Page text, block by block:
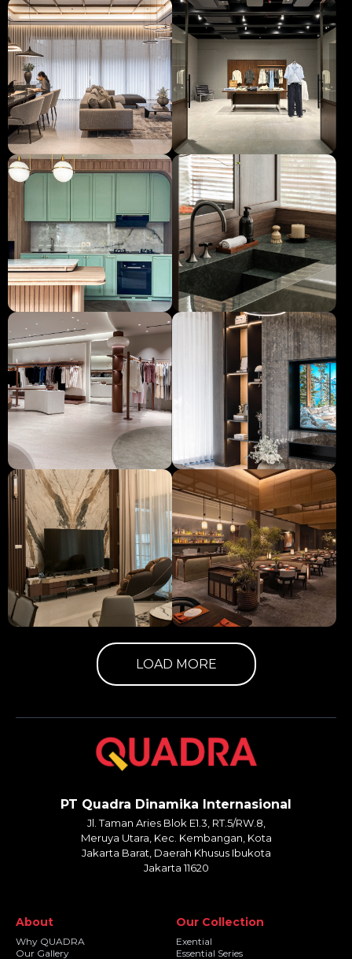
LOAD MORE
PT Quadra Dinamika Internasional
Jl. Taman Aries Blok E1.3, RT.5/RW.8,
Meruya Utara, Kec. Kembangan, Kota
Jakarta Barat, Daerah Khusus Ibukota
Jakarta 11620
About
Why QUADRA
Our Gallery
Our Collection
Exential
Essential Series